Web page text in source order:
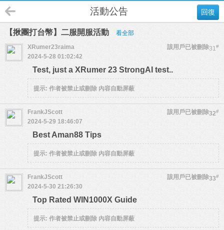
回復
活動公告
【揪團打台幣】二服開服活動 看全部
31#
XRumer23raima
該用戶已被刪除
2024-5-28 01:02:42
Test, just a XRumer 23 StrongAI test..
提示: 作者被禁止或刪除 內容自動屏蔽
32#
FrankJScott
該用戶已被刪除
2024-5-29 18:46:07
Best Aman88 Tips
提示: 作者被禁止或刪除 內容自動屏蔽
33#
FrankJScott
該用戶已被刪除
2024-5-30 21:26:30
Top Rated WIN1000X Guide
提示: 作者被禁止或刪除 內容自動屏蔽